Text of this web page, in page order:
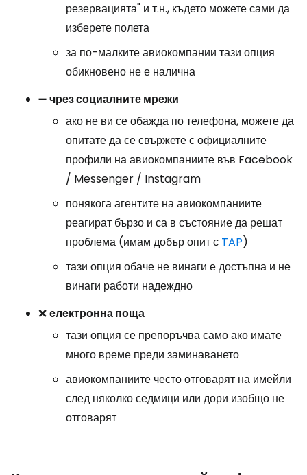
резервацията" и т.н., където можете сами да
изберете полета
за по-малките авиокомпании тази опция
обикновено не е налична
➖чрез социалните мрежи
ако не ви се обажда по телефона, можете да
опитате да се свържете с официалните
профили на авиокомпаниите във Facebook
/ Messenger / Instagram
понякога агентите на авиокомпаниите
реагират бързо и са в състояние да решат
проблема (имам добър опит с TAP)
тази опция обаче не винаги е достъпна и не
винаги работи надеждно
❌електронна поща
тази опция се препоръчва само ако имате
много време преди заминаването
авиокомпаниите често отговарят на имейли
след няколко седмици или дори изобщо не
отговарят